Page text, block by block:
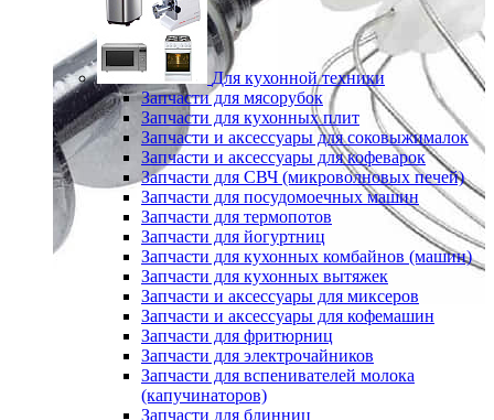
Для кухонной техники
Запчасти для мясорубок
Запчасти для кухонных плит
Запчасти и аксессуары для соковыжималок
Запчасти и аксессуары для кофеварок
Запчасти для СВЧ (микроволновых печей)
Запчасти для посудомоечных машин
Запчасти для термопотов
Запчасти для йогуртниц
Запчасти для кухонных комбайнов (машин)
Запчасти для кухонных вытяжек
Запчасти и аксессуары для миксеров
Запчасти и аксессуары для кофемашин
Запчасти для фритюрниц
Запчасти для электрочайников
Запчасти для вспенивателей молока
(капучинаторов)
Запчасти для блинниц